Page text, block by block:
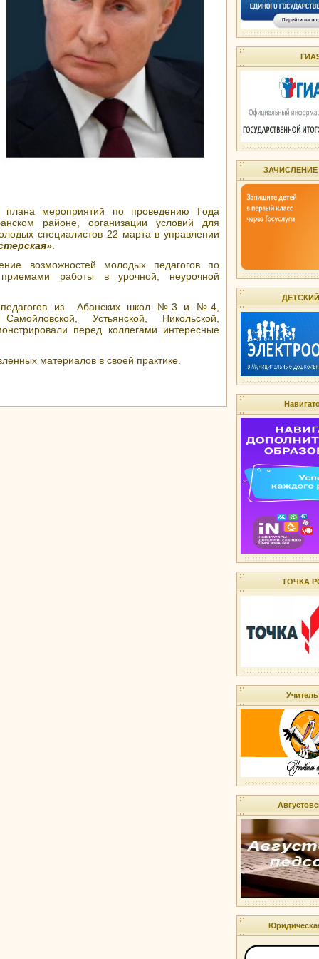
плана мероприятий по проведению Года
районе, организации условий для
специалистов 22 марта в управлении
возможностей молодых педагогов по
работы в урочной, неурочной
из Абанских школ №3 и №4,
Устьянской, Никольской,
перед коллегами интересные
материалов в своей практике.
ТОЧКА